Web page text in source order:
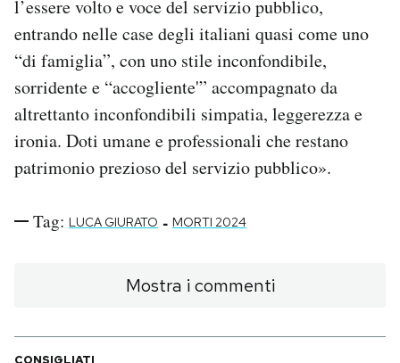
l’essere volto e voce del servizio pubblico,
entrando nelle case degli italiani quasi come uno
“di famiglia”, con uno stile inconfondibile,
sorridente e “accogliente'” accompagnato da
altrettanto inconfondibili simpatia, leggerezza e
ironia. Doti umane e professionali che restano
patrimonio prezioso del servizio pubblico».
Tag: LUCA GIURATO - MORTI 2024
Mostra i commenti